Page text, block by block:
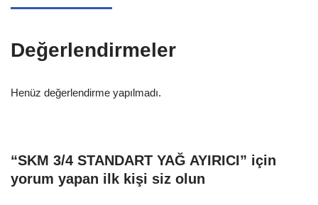
Değerlendirmeler
Henüz değerlendirme yapılmadı.
“SKM 3/4 STANDART YAĞ AYIRICI” için
yorum yapan ilk kişi siz olun